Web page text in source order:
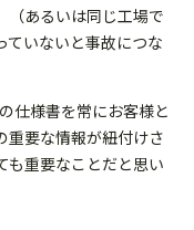
（あるいは同じ工場で
ていないと事故につな
仕様書を常にお客様と
重要な情報が紐付けさ
も重要なことだと思い